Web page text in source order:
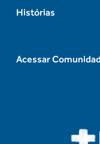
Histórias
Acessar